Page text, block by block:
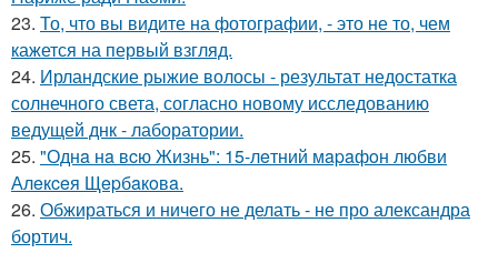
23. То, что вы видите на фотографии, - это не то, чем
кажется на первый взгляд.
24. Ирландские рыжие волосы - результат недостатка
солнечного света, согласно новому исследованию
ведущей днк - лаборатории.
25. "Однa нa вcю Жизнь": 15-лeтний мapaфoн любви
Алeкceя Щepбaкoвa.
26. Обжираться и ничего не делать - не про александра
бортич.